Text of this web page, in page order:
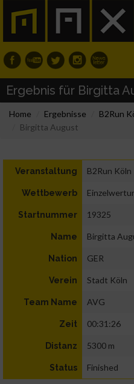
Ergebnis für Birgitta
Home Ergebnisse B2Run
Birgitta August
Veranstaltung B2Run Köln
Wettbewerb
Startnummer 19325
Name Birgitta
Nation GER
Verein Stadt Köln
Team Name AVG
Zeit 00:31:26
Distanz 5300 m
Status Finished